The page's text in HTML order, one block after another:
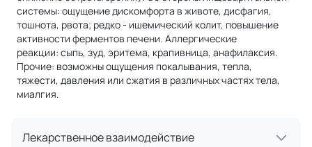
системы: ощущение дискомфорта в животе, дисфагия,
тошнота, рвота; редко - ишемический колит, повышение
активности ферментов печени. Аллергические
реакции: сыпь, зуд, эритема, крапивница, анафилаксия.
Прочие: возможны ощущения покалывания, тепла,
тяжести, давления или сжатия в различных частях тела,
миалгия.
Лекарственное взаимодействие